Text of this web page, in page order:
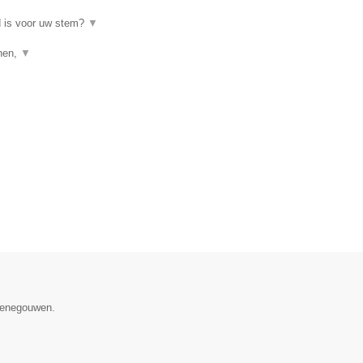
is voor uw stem? ▼
▼